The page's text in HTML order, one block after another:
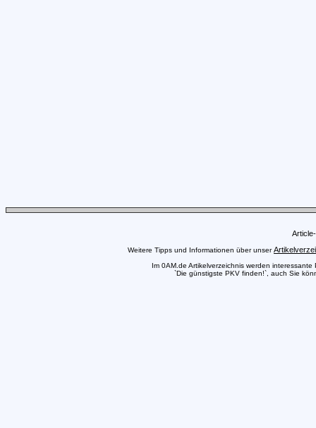
Weitere Tipps und Informationen über unser
Im 0AM.de Artikelverzeichnis werden
`Die günstigste PKV finden!`, auch Sie